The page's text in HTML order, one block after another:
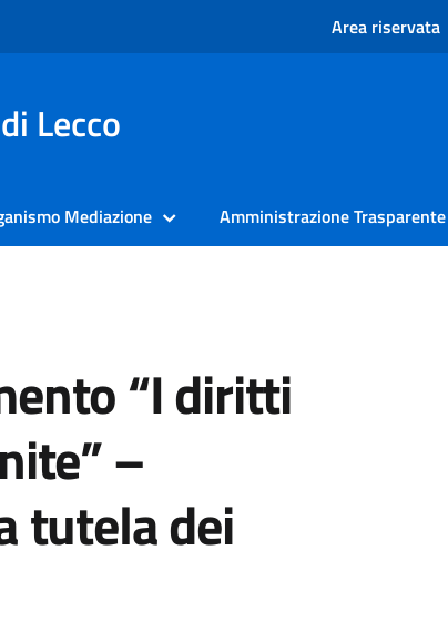
Area riservata
Lecco
Mediazione Amministrazione Trasparente
“I diritti
–
tutela dei